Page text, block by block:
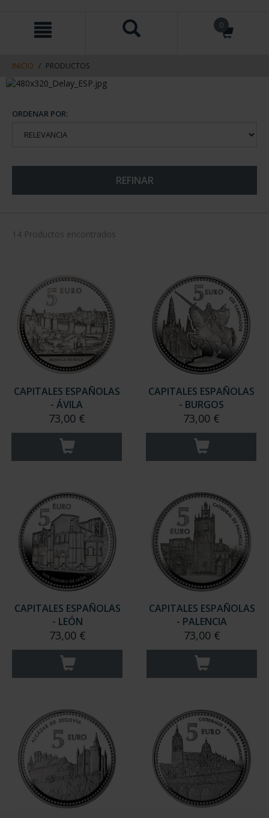
contenido
navegacin
0
INICIO PRODUCTOS
ORDENAR POR:
REFINAR
14 Productos encontrados
CAPITALES ESPAÑOLAS
- ÁVILA
73,00 €
CAPITALES ESPAÑOLAS
- BURGOS
73,00 €
CAPITALES ESPAÑOLAS
- LEÓN
73,00 €
CAPITALES ESPAÑOLAS
- PALENCIA
73,00 €